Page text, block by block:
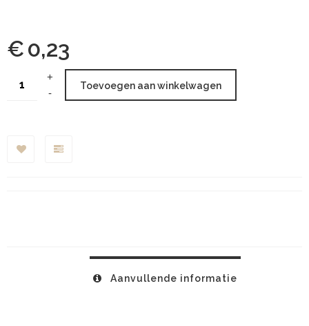
€0,23
Toevoegen aan winkelwagen
Aanvullende informatie